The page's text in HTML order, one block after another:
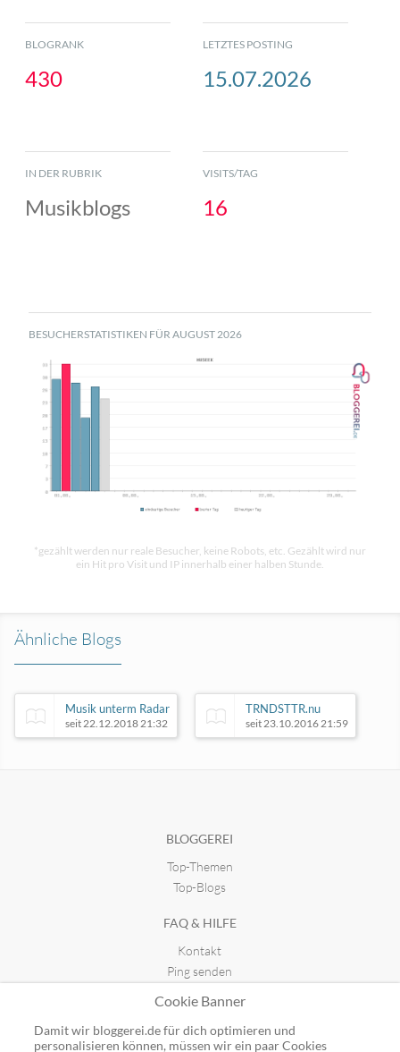
BLOGRANK
430
LETZTES POSTING
15.07.2026
IN DER RUBRIK
Musikblogs
VISITS/TAG
16
BESUCHERSTATISTIKEN FÜR AUGUST 2026
*gezählt werden nur reale Besucher, keine Robots, etc. Gezählt wird nur
ein Hit pro Visit und IP innerhalb einer halben Stunde.
Ähnliche Blogs
Musik unterm Radar
seit 22.12.2018 21:32
TRNDSTTR.nu
seit 23.10.2016 21:59
Irgendwo wird immer getanzt
BLOGGEREI
Top-Themen
Top-Blogs
FAQ & HILFE
Kontakt
Ping senden
GUTSCHEINE
Cookie Banner
Damit wir bloggerei.de für dich optimieren und
personalisieren können, müssen wir ein paar Cookies